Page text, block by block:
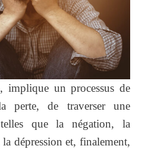
implique un processus de
perte, de traverser une
telles que la négation, la
dépression et, finalement,